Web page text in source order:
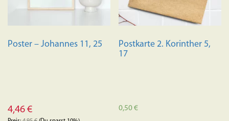
Poster – Johannes 11, 25
4,46 €
Postkarte 2. Korinther 5,
17
0,50€